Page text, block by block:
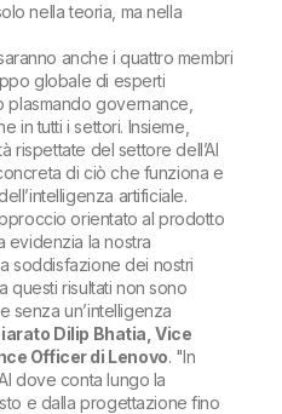
nella teoria, ma nella
anche i quattro membri
globale di esperti
plasmando governance,
in tutti i settori. Insieme,
rispettate del settore dell’AI
di ciò che funziona e
artificiale.
orientato al prodotto
evidenzia la nostra
soddisfazione dei nostri
questi risultati non sono
senza un’intelligenza
Dilip Bhatia, Vice
Officer di Lenovo. "In
dove conta lungo la
e dalla progettazione fino